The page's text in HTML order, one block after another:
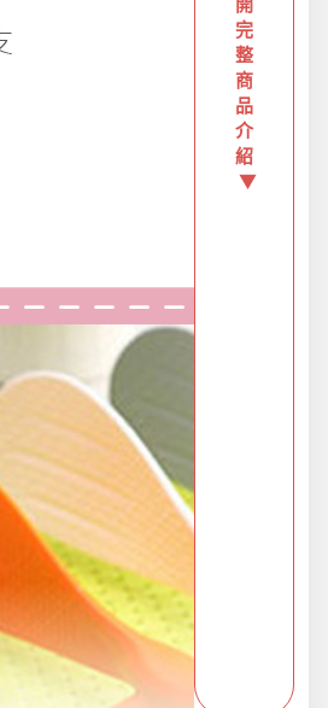
完
整
商
品
介
紹
▼